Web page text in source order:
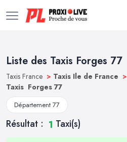
Liste des Taxis Forges 77
Taxis France > Taxis Ile de France >
Taxis Forges 77
Département 77
Résultat : 1 Taxi(s)